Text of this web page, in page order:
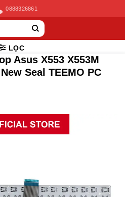
0888326861
LỌC
Asus X553 X553M
Seal TEEMO PC